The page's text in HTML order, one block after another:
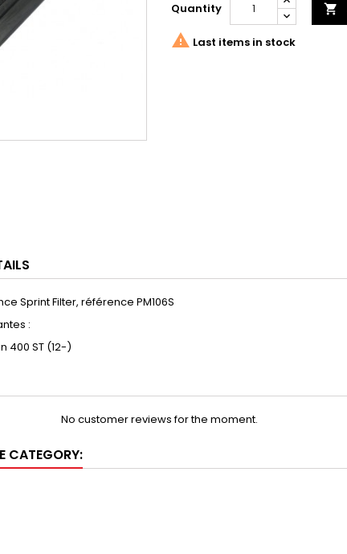
Quantity

 Last items in stock
Sprint Filter, référence PM106S
:
400 ST (12-)
No customer reviews for the moment.
CATEGORY: